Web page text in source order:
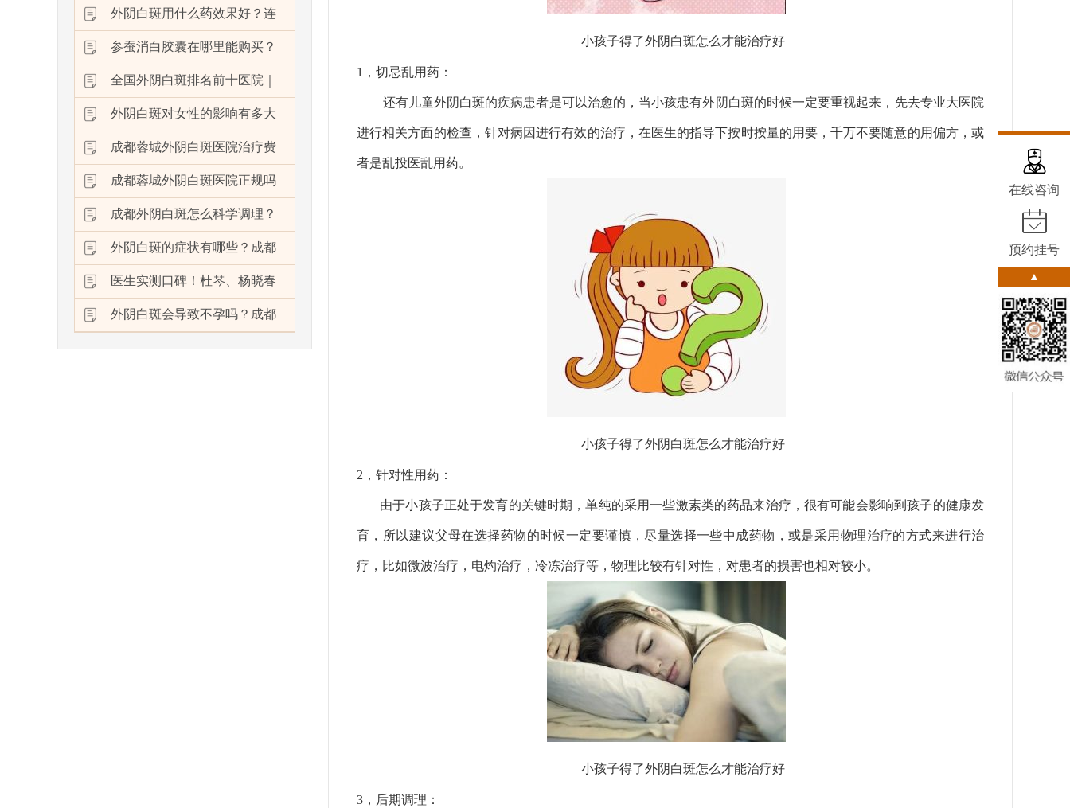
外阴白斑用什么药效果好？连
参蚕消白胶囊在哪里能购买？
全国外阴白斑排名前十医院｜
外阴白斑对女性的影响有多大
成都蓉城外阴白斑医院治疗费
成都蓉城外阴白斑医院正规吗
成都外阴白斑怎么科学调理？
外阴白斑的症状有哪些？成都
医生实测口碑！杜琴、杨晓春
外阴白斑会导致不孕吗？成都
小孩子得了外阴白斑怎么才能治疗好
1，切忌乱用药：
还有儿童外阴白斑的疾病患者是可以治愈的，当小孩患有外阴白斑的时候一定要重视起来，先去专业大医院
进行相关方面的检查，针对病因进行有效的治疗，在医生的指导下按时按量的用要，千万不要随意的用偏方，或
者是乱投医乱用药。
小孩子得了外阴白斑怎么才能治疗好
2，针对性用药：
由于小孩子正处于发育的关键时期，单纯的采用一些激素类的药品来治疗，很有可能会影响到孩子的健康发
育，所以建议父母在选择药物的时候一定要谨慎，尽量选择一些中成药物，或是采用物理治疗的方式来进行治
疗，比如微波治疗，电灼治疗，冷冻治疗等，物理比较有针对性，对患者的损害也相对较小。
小孩子得了外阴白斑怎么才能治疗好
3，后期调理：
在线咨询
预约挂号
▲